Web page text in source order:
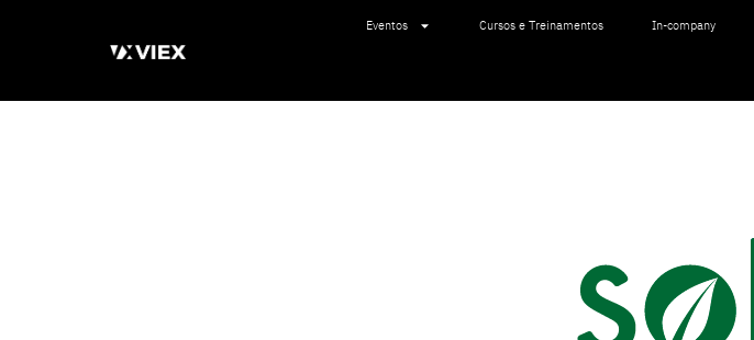
Eventos Cursos e Treinamentos In-company